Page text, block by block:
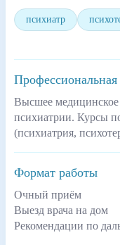
психиатр
Профессиональная
Высшее медицинское
психиатрии. Курсы
(психиатрия,
Формат работы
Очный приём
Выезд врача на дом
Рекомендации по